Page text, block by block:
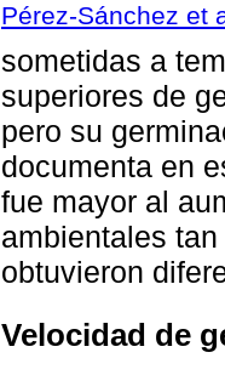
Pérez-Sánchez et
sometidas a
superiores de
pero su
documenta en
fue mayor al
ambientales
obtuvieron
Velocidad de